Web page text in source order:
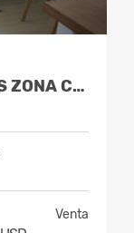
PRONTO PARA OCUPAR, 2 DORMITORIOS ZONA CENTRO
Venta